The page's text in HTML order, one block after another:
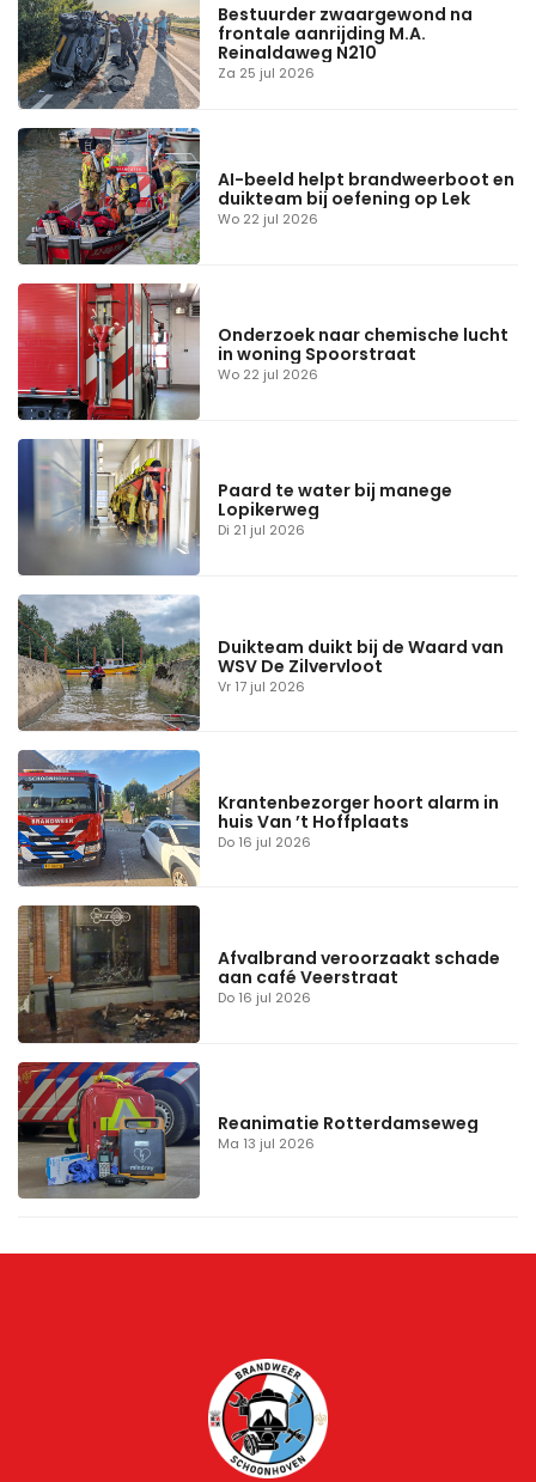
Za 25 jul 2026
Bestuurder zwaargewond na
frontale aanrijding M.A.
Reinaldaweg N210
Wo 22 jul 2026
AI-beeld helpt brandweerboot en
duikteam bij oefening op Lek
Wo 22 jul 2026
Onderzoek naar chemische lucht
in woning Spoorstraat
Di 21 jul 2026
Paard te water bij manege
Lopikerweg
Vr 17 jul 2026
Duikteam duikt bij de Waard van
WSV De Zilvervloot
Do 16 jul 2026
Krantenbezorger hoort alarm in
huis Van ’t Hoffplaats
Do 16 jul 2026
Afvalbrand veroorzaakt schade
aan café Veerstraat
Ma 13 jul 2026
Reanimatie Rotterdamseweg